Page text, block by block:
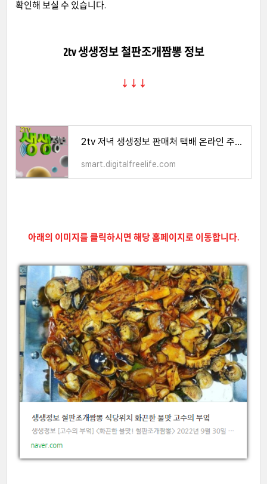
확인해 보실 수 있습니다.
2tv 생생정보 철판조개짬뽕 정보
↓↓↓
2tv 저녁 생생정보 판매처 택배 온라인 주문 방법
smart.digitalfreelife.com
아래의 이미지를 클릭하시면 해당 홈페이지로 이동합니다.